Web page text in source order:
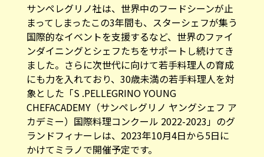
サンペレグリノ社は、世界中のフードシーンが止
まってしまったこの3年間も、スターシェフが集う
国際的なイベントを支援するなど、世界のファイ
ンダイニングとシェフたちをサポートし続けてき
ました。さらに次世代に向けて若手料理人の育成
にも力を入れており、30歳未満の若手料理人を対
象とした「S .PELLEGRINO YOUNG
CHEFACADEMY（サンペレグリノ ヤングシェフ ア
カデミー）国際料理コンクール 2022-2023」のグ
ランドフィナーレは、2023年10月4日から5日に
かけてミラノで開催予定です。